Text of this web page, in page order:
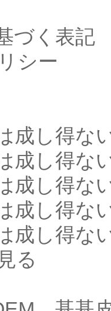
づく表記
シー
成し得な
成し得な
成し得な
成し得な
成し得な
る